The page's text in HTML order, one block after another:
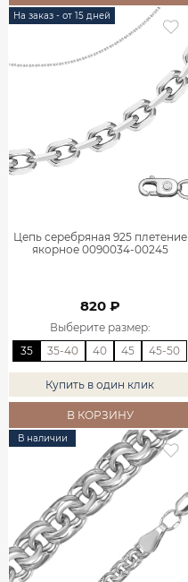
На заказ - от 15 дней
Цепь серебряная 925 плетение
якорное 0090034-00245
820 ₽
Выберите размер:
35
35-40 40 45 45-50
Купить в один клик
В КОРЗИНУ
В наличии